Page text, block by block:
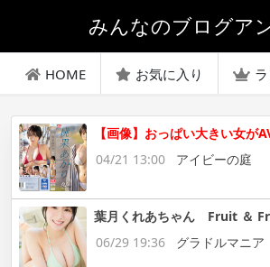
みんなのブログア
HOME お気に入り
【画像】おっぱい大きい女が
04/21 13:00
アイビーの庭
葉月くれあちゃん Fruit ＆
06/29 19:36
グラドルマニ